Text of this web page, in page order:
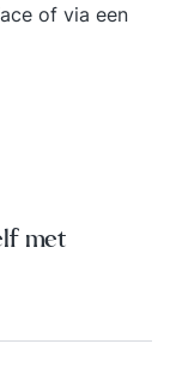
of via een
met